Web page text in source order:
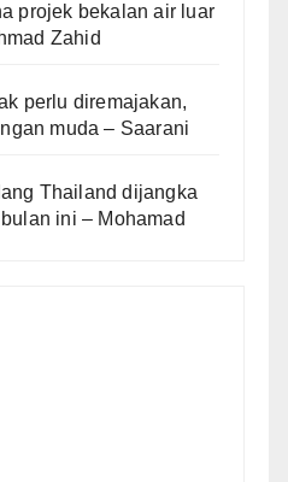
projek bekalan air luar
Zahid
perlu diremajakan,
muda – Saarani
Thailand dijangka
ini – Mohamad